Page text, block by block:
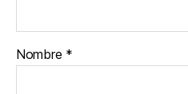
Nombre *